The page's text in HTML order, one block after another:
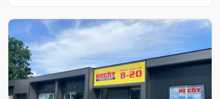
kiegészítő
Növényápolási
kellékek
Permetező
Üvegház